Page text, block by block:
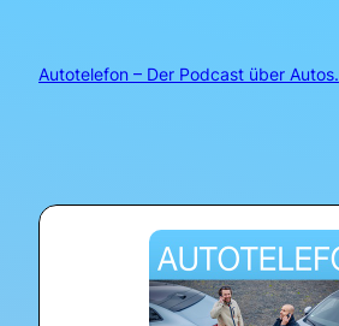
springen
Autotelefon – Der Podcast über Autos.